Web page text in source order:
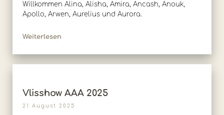
Willkommen Alina, Alisha, Amira, Ancash, Anouk,
Apollo, Arwen, Aurelius und Aurora.
Weiterlesen
Vlisshow AAA 2025
21 August 2025